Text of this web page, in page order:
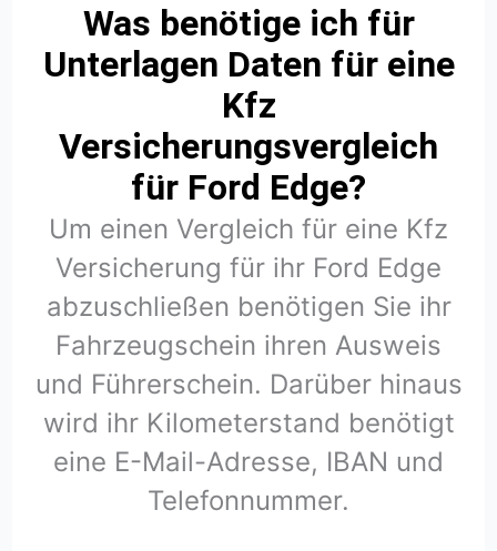
Was benötige ich für
Unterlagen Daten für eine
Kfz
Versicherungsvergleich
für Ford Edge?
Um einen Vergleich für eine Kfz
Versicherung für ihr Ford Edge
abzuschließen benötigen Sie ihr
Fahrzeugschein ihren Ausweis
und Führerschein. Darüber hinaus
wird ihr Kilometerstand benötigt
eine E-Mail-Adresse, IBAN und
Telefonnummer.